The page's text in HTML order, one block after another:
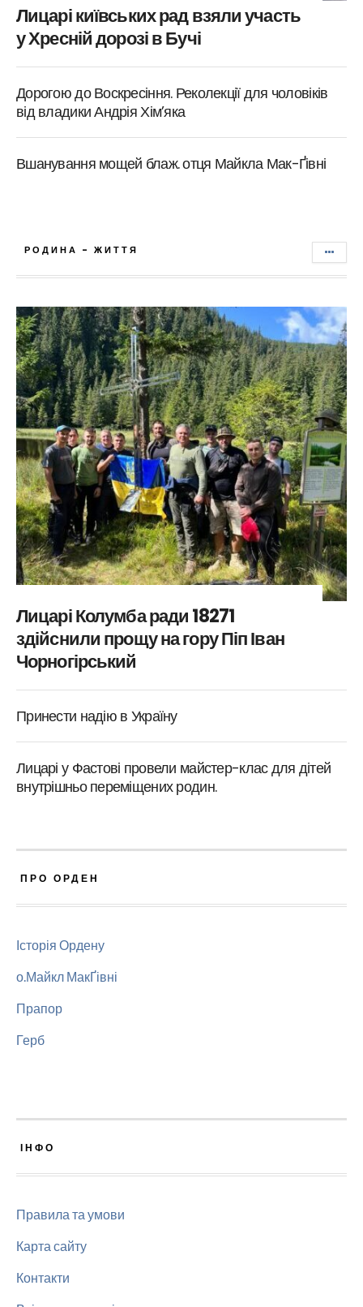
Лицарі київських рад взяли участь
у Хресній дорозі в Бучі
Дорогою до Воскресіння. Реколекції для чоловіків
від владики Андрія Хім’яка
Вшанування мощей блаж. отця Майкла Мак-Ґівні
РОДИНА - ЖИТТЯ
Лицарі Колумба ради 18271
здійснили прощу на гору Піп Іван
Чорногірський
Принести надію в Україну
Лицарі у Фастові провели майстер-клас для дітей
внутрішньо переміщених родин.
ПРО ОРДЕН
Історія Ордену
о.Майкл МакҐівні
Прапор
Герб
ІНФО
Правила та умови
Карта сайту
Контакти